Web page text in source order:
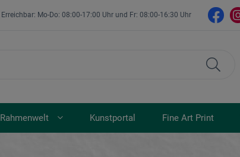
Erreichbar: Mo-Do: 08:00-17:00 Uhr und Fr: 08:00-16:30 Uhr
Rahmenwelt Kunstportal Fine Art Print